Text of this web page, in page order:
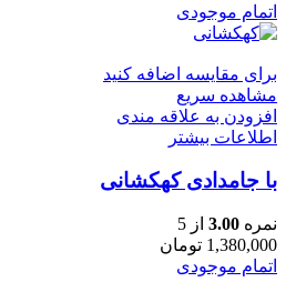
اتمام موجودی
برای مقایسه اضافه کنید
مشاهده سریع
افزودن به علاقه مندی
اطلاعات بیشتر
با جامدادی کهكشانى
نمره 3.00 از 5
1,380,000 تومان
اتمام موجودی